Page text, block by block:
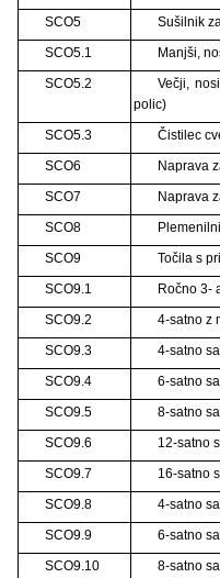
SCO5
Sušilnik
SCO5.1
Manjši,
SCO5.2
Večji,
polic)
SCO5.3
Čistilec
SCO6
Naprava
SCO7
Naprava
SCO8
SCO9
Točila s
SCO9.1
Ročno 3-
SCO9.2
4-satno z
SCO9.3
4-satno
SCO9.4
6-satno
SCO9.5
8-satno
SCO9.6
12-satno
SCO9.7
16-satno
SCO9.8
4-satno
SCO9.9
6-satno
SCO9.10
8-satno